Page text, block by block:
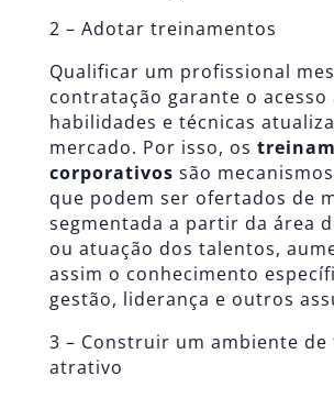
2 – Adotar treinamentos
Qualificar um profissional
contratação garante o acesso
habilidades e técnicas
mercado. Por isso, os
corporativos são
que podem ser ofertados de
segmentada a partir da área
ou atuação dos talentos,
assim o conhecimento
gestão, liderança e outros
3 – Construir um ambiente
atrativo